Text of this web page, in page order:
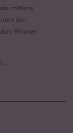
mittlere
bei
Wasser